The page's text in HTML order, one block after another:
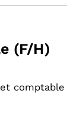
(F/H)
comptable